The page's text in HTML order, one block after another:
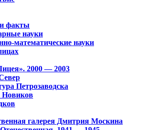
факты
науки
математические науки
2000 — 2003
Петрозаводска
Новиков
галерея Дмитрия Москина